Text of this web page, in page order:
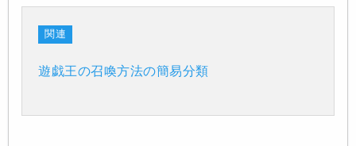
関連
遊戯王の召喚方法の簡易分類